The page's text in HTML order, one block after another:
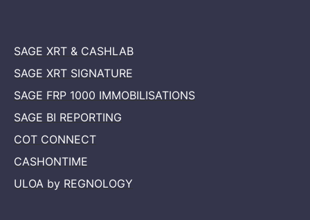
SAGE XRT & CASHLAB
SAGE XRT SIGNATURE
SAGE FRP 1000 IMMOBILISATIONS
SAGE BI REPORTING
COT CONNECT
CASHONTIME
ULOA by REGNOLOGY